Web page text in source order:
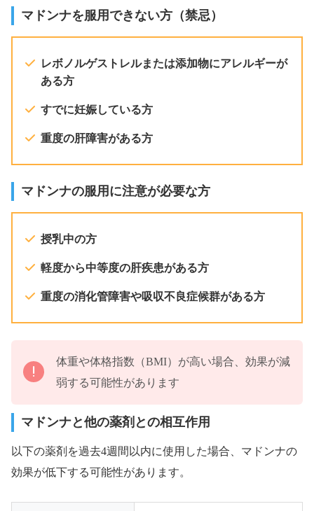
マドンナを服用できない方（禁忌）
レボノルゲストレルまたは添加物にアレルギーが
ある方
すでに妊娠している方
重度の肝障害がある方
マドンナの服用に注意が必要な方
授乳中の方
軽度から中等度の肝疾患がある方
重度の消化管障害や吸収不良症候群がある方
体重や体格指数（BMI）が高い場合、効果が減
弱する可能性があります
マドンナと他の薬剤との相互作用
以下の薬剤を過去4週間以内に使用した場合、マドンナの
効果が低下する可能性があります。